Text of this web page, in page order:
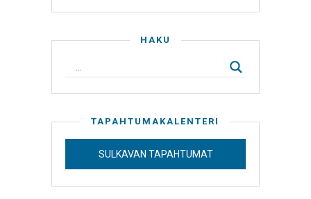
HAKU
TAPAHTUMAKALENTERI
SULKAVAN TAPAHTUMAT